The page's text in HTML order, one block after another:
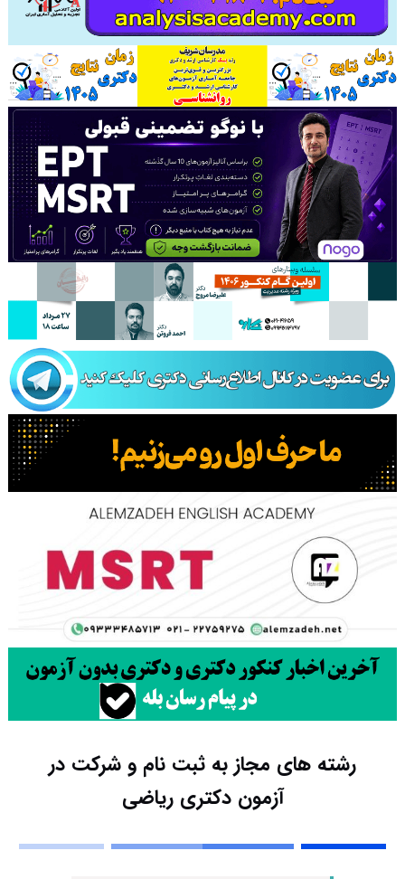
رشته های مجاز به ثبت نام و شرکت در
آزمون دکتری ریاضی